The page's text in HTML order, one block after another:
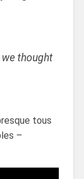
we thought
tous
–